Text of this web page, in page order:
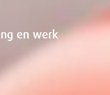
en werk